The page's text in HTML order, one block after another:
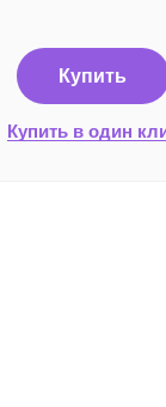
Купить
Купить в один